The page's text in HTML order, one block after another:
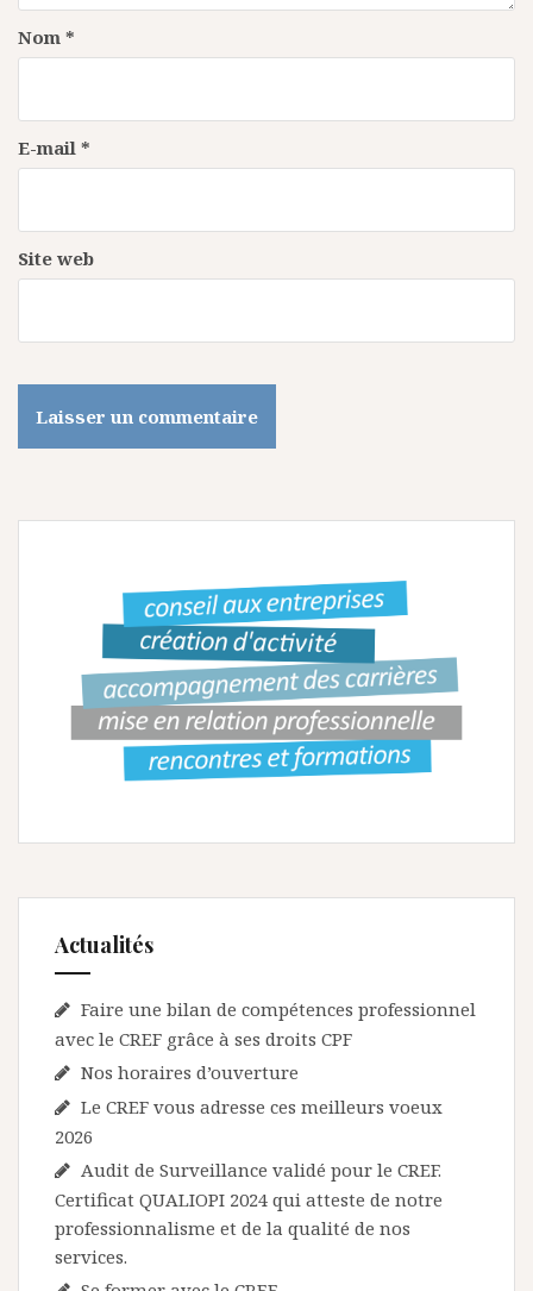
a
r
i
c
l
e
Nom *
E-mail *
Site web
Actualités
Faire une bilan de compétences professionnel
avec le CREF grâce à ses droits CPF
Nos horaires d’ouverture
Le CREF vous adresse ces meilleurs voeux
2026
Audit de Surveillance validé pour le CREF.
Certificat QUALIOPI 2024 qui atteste de notre
professionnalisme et de la qualité de nos
services.